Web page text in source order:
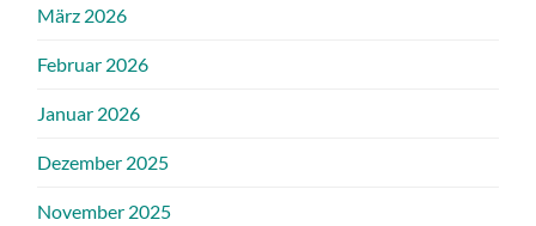
März 2026
Februar 2026
Januar 2026
Dezember 2025
November 2025